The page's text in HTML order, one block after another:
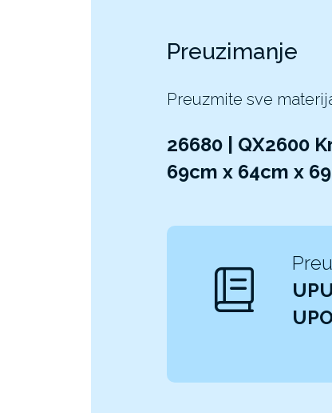
Preuzimanje
Preuzmite sve
26680 | QX2600
69cm x 64cm x